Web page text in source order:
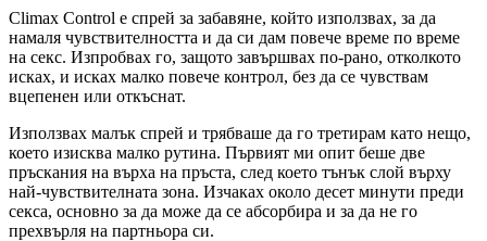
Climax Control е спрей за забавяне, който използвах, за да
намаля чувствителността и да си дам повече време по време
на секс. Изпробвах го, защото завършвах по-рано, отколкото
исках, и исках малко повече контрол, без да се чувствам
вцепенен или откъснат.
Използвах малък спрей и трябваше да го третирам като нещо,
което изисква малко рутина. Първият ми опит беше две
пръскания на върха на пръста, след което тънък слой върху
най-чувствителната зона. Изчаках около десет минути преди
секса, основно за да може да се абсорбира и за да не го
прехвърля на партньора си.